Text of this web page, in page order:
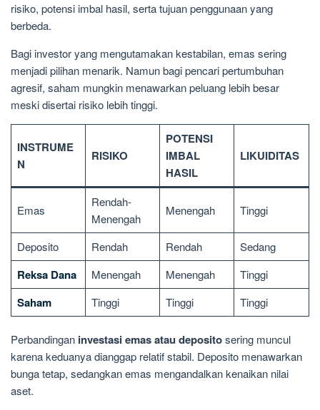
risiko, potensi imbal hasil, serta tujuan penggunaan yang
berbeda.
Bagi investor yang mengutamakan kestabilan, emas sering
menjadi pilihan menarik. Namun bagi pencari pertumbuhan
agresif, saham mungkin menawarkan peluang lebih besar
meski disertai risiko lebih tinggi.
INSTRUME
N
RISIKO
POTENSI
IMBAL
HASIL
LIKUIDITAS
Emas
Rendah-
Menengah
Menengah Tinggi
Deposito Rendah Rendah Sedang
Reksa Dana Menengah Menengah Tinggi
Saham Tinggi Tinggi Tinggi
Perbandingan investasi emas atau depositosering muncul
karena keduanya dianggap relatif stabil. Deposito menawarkan
bunga tetap, sedangkan emas mengandalkan kenaikan nilai
aset.